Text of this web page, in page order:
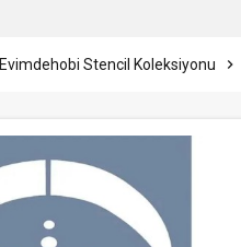
Evimdehobi Stencil Koleksiyonu chevron_right